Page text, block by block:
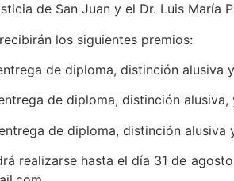
de San Juan y el Dr. Luis María
los siguientes premios:
de diploma, distinción alusiva
de diploma, distinción
de diploma, distinción
realizarse hasta el día 31 de